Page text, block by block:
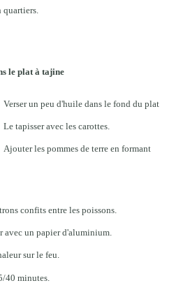
le plat à tajine
Verser un peu d'huile dans le fond du plat
Le tapisser avec les carottes.
Ajouter les pommes de terre en formant
confits entre les poissons.
avec un papier d'aluminium.
sur le feu.
40 minutes.